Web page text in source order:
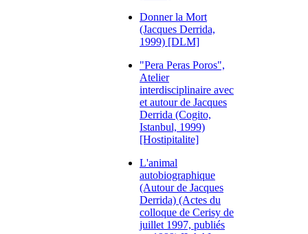
Donner la Mort
(Jacques Derrida,
1999) [DLM]
"Pera Peras Poros",
Atelier
interdisciplinaire avec
et autour de Jacques
Derrida (Cogito,
Istanbul, 1999)
[Hostipitalite]
L'animal
autobiographique
(Autour de Jacques
Derrida) (Actes du
colloque de Cerisy de
juillet 1997, publiés